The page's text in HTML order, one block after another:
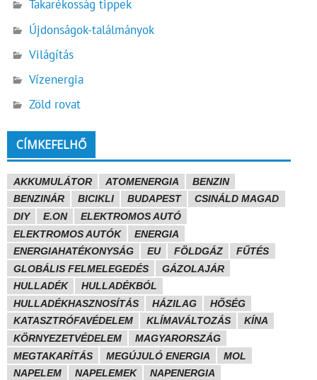
Takarékosság tippek
Újdonságok-találmányok
Világítás
Vízenergia
Zöld rovat
CÍMKEFELHŐ
AKKUMULÁTOR ATOMENERGIA
BENZIN
BENZINÁR
BICIKLI BUDAPEST
CSINÁLD MAGAD
DIY
E.ON
ELEKTROMOS AUTÓ
ELEKTROMOS AUTÓK
ENERGIA
ENERGIAHATÉKONYSÁG
EU FÖLDGÁZ
FŰTÉS
GLOBÁLIS FELMELEGEDÉS
GÁZOLAJÁR
HULLADÉK
HULLADÉKBÓL
HULLADÉKHASZNOSÍTÁS
HÁZILAG
HŐSÉG
KATASZTRÓFAVÉDELEM
KLÍMAVÁLTOZÁS
KÍNA
KÖRNYEZETVÉDELEM
MAGYARORSZÁG
MEGTAKARÍTÁS
MEGÚJULÓ ENERGIA
MOL
NAPELEM
NAPELEMEK
NAPENERGIA